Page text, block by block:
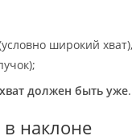
широкий
должен быть уже.
в наклоне